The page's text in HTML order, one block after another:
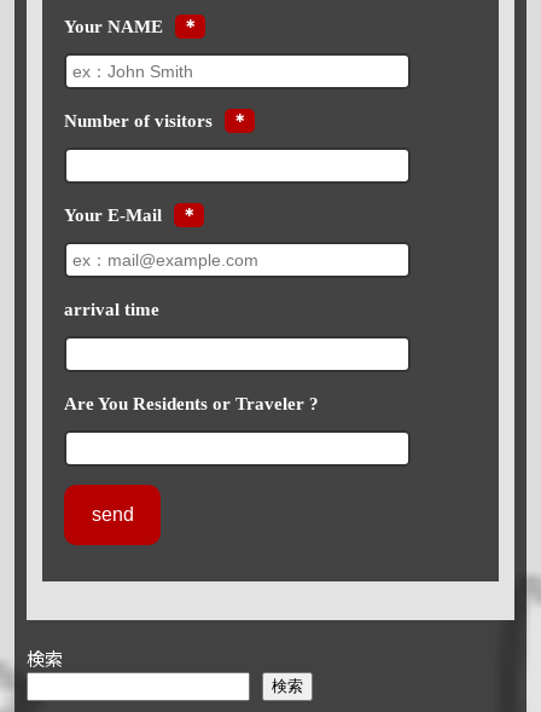
Your NAME ＊
Number of visitors ＊
Your E-Mail ＊
arrival time
Are You Residents or Traveler ?
検索
検索